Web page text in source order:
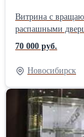
Витрина с
распашными
Габариты:150x50xh200 Основание и топ:
основания: Подсветка: 4 светодиодных лампочки Количество
полок: 4/5 Расстояние м/у полками: Количество напольных
колесиков: Дверца с замком Вес: 210 кг Количество в наличии:
2 шт.
70 000 руб.
Новосибирск